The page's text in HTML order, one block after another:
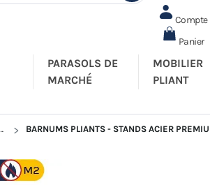
Compte
Panier
PARASOLS DE
MARCHÉ
MOBILIER
PLIANT
BARNUMS PLIANTS - STANDS ACIER